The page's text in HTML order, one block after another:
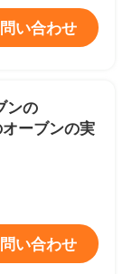
い合わせ
ンの
ーブンの実
い合わせ